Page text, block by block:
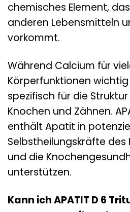
chemisches Element,
anderen Lebensmitteln
vorkommt.
Während Calcium für
Körperfunktionen
spezifisch für die
Knochen und Zähnen.
enthält Apatit in
Selbstheilungskräfte des
und die
unterstützen.
Kann ich APATIT D 6